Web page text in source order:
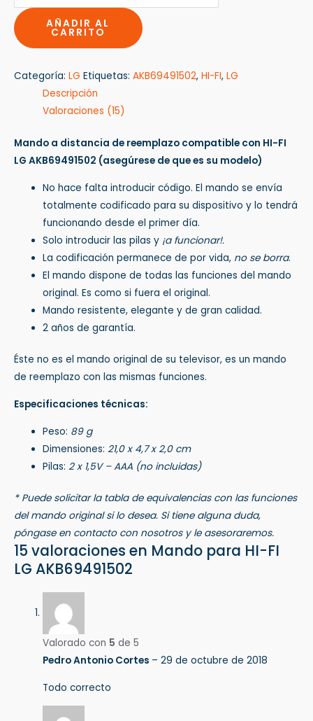
AÑADIR AL
CARRITO
Categoría: LG Etiquetas: AKB69491502, HI-FI, LG
Descripción
Valoraciones (15)
Mando a distancia de reemplazo compatible con HI-FI
LG AKB69491502 (asegúrese de que es su modelo)
No hace falta introducir código. El mando se envía
totalmente codificado para su dispositivo y lo tendrá
funcionando desde el primer día.
Solo introducir las pilas y ¡a funcionar!.
La codificación permanece de por vida, no se borra.
El mando dispone de todas las funciones del mando
original. Es como si fuera el original.
Mando resistente, elegante y de gran calidad.
2 años de garantía.
Éste no es el mando original de su televisor, es un mando
de reemplazo con las mismas funciones.
Especificaciones técnicas:
Peso: 89 g
Dimensiones:21,0 x 4,7 x 2,0 cm
Pilas:2 x 1,5V – AAA (no incluidas)
* Puede solicitar la tabla de equivalencias con las funciones
del mando original si lo desea. Si tiene alguna duda,
póngase en contacto con nosotros y le asesoraremos.
15 valoraciones en Mando para HI-FI
LG AKB69491502
Valorado con 5 de 5
Pedro Antonio Cortes – 29 de octubre de 2018
Todo correcto